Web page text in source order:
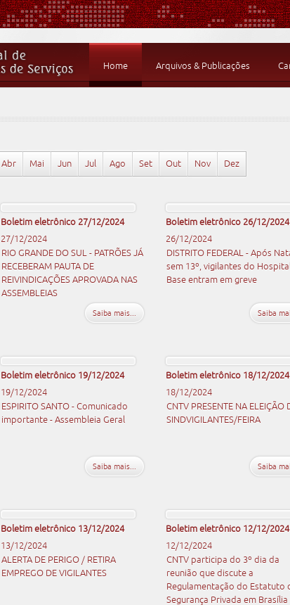
Home Arquivos & Publicações
Abr Mai Jun Jul Ago Set Out Nov Dez
Boletim eletrônico 27/12/2024
27/12/2024
RIO GRANDE DO SUL - PATRÕES JÁ
RECEBERAM PAUTA DE
REIVINDICAÇÕES APROVADA NAS
ASSEMBLEIAS
Saiba mais...
Boletim eletrônico 26/12/2024
26/12/2024
DISTRITO FEDERAL - Após
sem 13º, vigilantes do
Base entram em greve
Saiba
Boletim eletrônico 19/12/2024
19/12/2024
ESPIRITO SANTO - Comunicado
importante - Assembleia Geral
Saiba mais...
Boletim eletrônico 18/12/2024
18/12/2024
CNTV PRESENTE NA ELEIÇÃO
SINDVIGILANTES/FEIRA
Saiba
Boletim eletrônico 13/12/2024
13/12/2024
ALERTA DE PERIGO / RETIRA
EMPREGO DE VIGILANTES
Boletim eletrônico 12/12/2024
12/12/2024
CNTV participa do 3º dia da
reunião que discute a
Regulamentação do Estatuto
Segurança Privada em Brasília